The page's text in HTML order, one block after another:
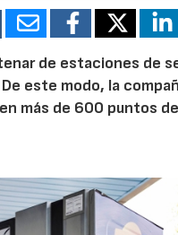
de estaciones de
este modo, la
más de 600 puntos de